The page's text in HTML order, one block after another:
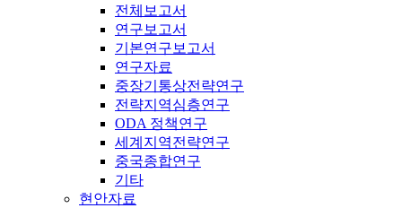
전체보고서
연구보고서
기본연구보고서
연구자료
중장기통상전략연구
전략지역심층연구
ODA 정책연구
세계지역전략연구
중국종합연구
기타
현안자료